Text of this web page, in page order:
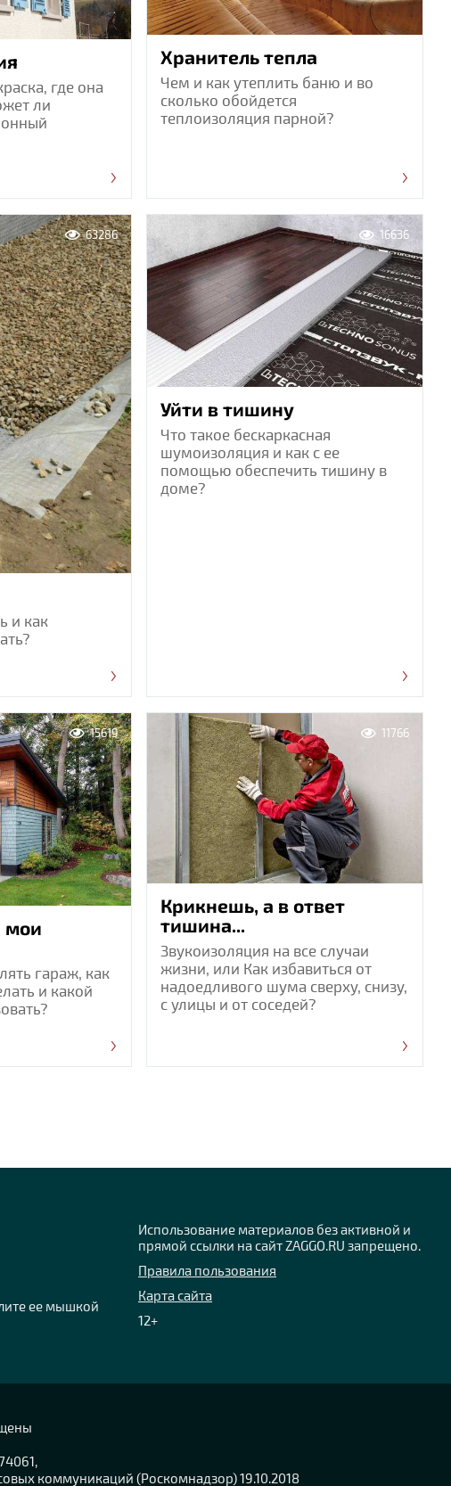
где она
ли
Хранитель тепла
Чем и как утеплить баню и во
сколько обойдется
теплоизоляция парной?
63286
и как
16636
Уйти в тишину
Что такое бескаркасная
шумоизоляция и как с ее
помощью обеспечить тишину в
доме?
15619
мои
гараж, как
и какой
11766
Крикнешь, а в ответ
тишина...
Звукоизоляция на все случаи
жизни, или Как избавиться от
надоедливого шума сверху, снизу,
с улицы и от соседей?
ее мышкой
Использование материалов без активной и
прямой ссылки на сайт ZAGGO.RU запрещено.
Правила пользования
Карта сайта
12+
коммуникаций (Роскомнадзор) 19.10.2018